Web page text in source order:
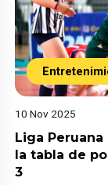
10 Nov 2025
Liga
la tabla de
3